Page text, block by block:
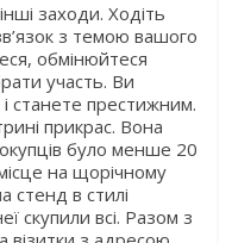
заходи. Ходіть
з темою вашого
обмінюйтеся
участь. Ви
станете престижним.
прикрас. Вона
було менше 20
на щорічному
стенд в стилі
скупили всі. Разом з